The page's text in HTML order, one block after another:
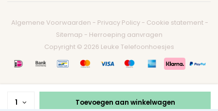
Algemene Voorwaarden - Privacy Policy - Cookie statement -
Sitemap - Herroeping aanvragen
Copyright © 2026 Leuke Telefoonhoesjes
1 Toevoegen aan winkelwagen